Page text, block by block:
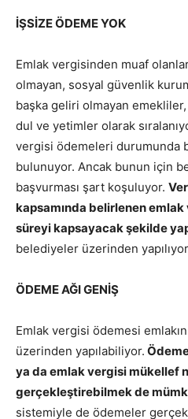
İŞSİZE ÖDEME YOK
Emlak vergisinden muaf
olmayan, sosyal güvenlik
başka geliri olmayan
dul ve yetimler olarak
vergisi ödemeleri durumunda
bulunuyor. Ancak bunun için
başvurması şart koşuluyor.
kapsamında belirlenen emlak
süreyi kapsayacak şekilde
belediyeler üzerinden
ÖDEME AĞI GENİŞ
Emlak vergisi ödemesi
üzerinden yapılabiliyor.
ya da emlak vergisi mükellef
gerçekleştirebilmek de
sistemiyle de ödemeler